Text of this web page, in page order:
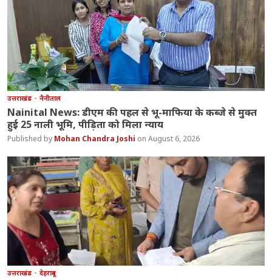
उत्तराखंड नैनीताल
Nainital News: डीएम की पहल से भू-माफिया के कब्जे से मुक्त
हुई 25 नाली भूमि, पीड़िता को मिला न्याय
Mohan Chandra Joshi August 6, 2026
उत्तराखंड देहरादून